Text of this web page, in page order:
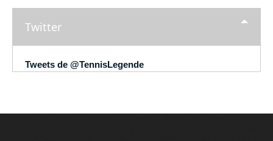
Twitter
Tweets de @TennisLegende